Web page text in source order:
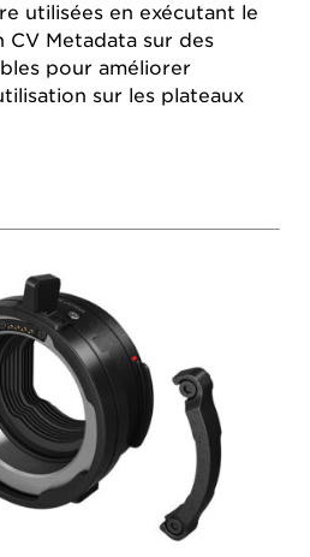
utilisées en exécutant le
CV Metadata sur des
pour améliorer
sur les plateaux